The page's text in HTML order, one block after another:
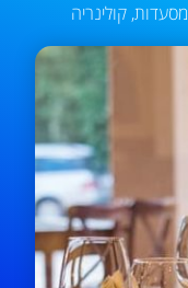
מסעדות, קולינריה